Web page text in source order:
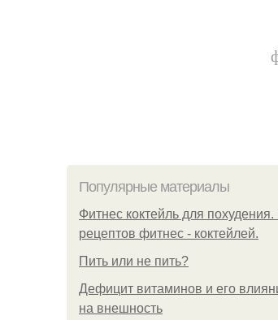
Популярные материалы
Фитнес коктейль для похудения.
рецептов фитнес - коктейлей.
Пить или не пить?
Дефицит витаминов и его
на внешность